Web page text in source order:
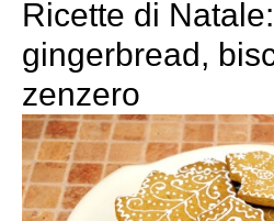
Ricette di Natale:
gingerbread,
zenzero